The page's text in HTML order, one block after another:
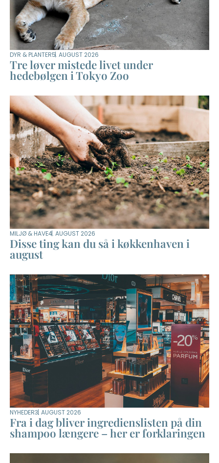
DYR & PLANTER5. AUGUST 2026
Tre løver mistede livet under
hedebølgen i Tokyo Zoo
MILJØ & HAVE4. AUGUST 2026
Disse ting kan du så i køkkenhaven i
august
NYHEDER3. AUGUST 2026
Fra i dag bliver ingredienslisten på din
shampoo længere – her er forklaringen